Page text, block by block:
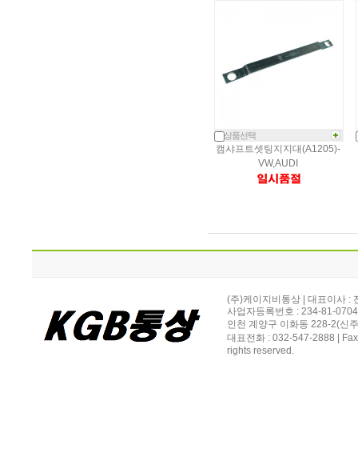
상품선택
캠샤프트셋팅지지대(A1205)-
VW,AUDI
(주)케이지비통상 | 대표이사 :
사업자등록번호 : 234-81-
인천 계양구 이화동 228-2(신
대표전화 : 032-547-2888 |
rights reserved.